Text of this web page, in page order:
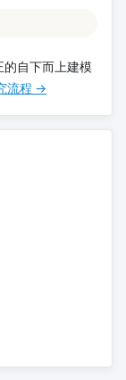
自下而上建模
流程 →